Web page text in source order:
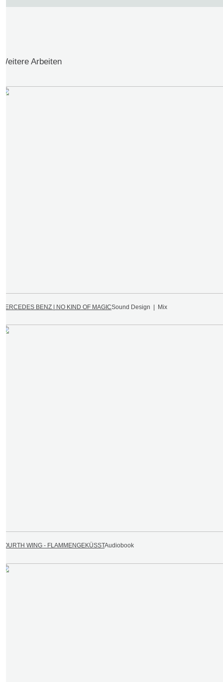
Weitere Arbeiten
MERCEDES BENZ | NO KIND OF MAGICSound Design | Mix
FOURTH WING - FLAMMENGEKÜSSTAudiobook